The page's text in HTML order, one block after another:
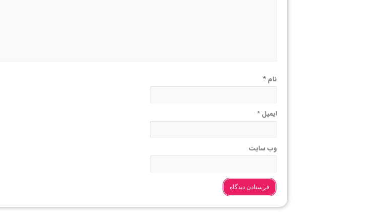
نام*
ایمیل*
وب‌ سایت